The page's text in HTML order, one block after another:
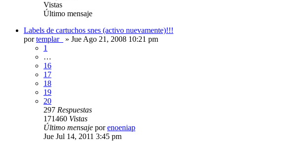
Vistas
Último mensaje
Labels de cartuchos snes (activo nuevamente)!!!
portemplar_ » Jue Ago 21, 2008 10:21 pm
1
…
16
17
18
19
20
297 Respuestas
171460 Vistas
Último mensaje porenoeniap
Jue Jul 14, 2011 3:45 pm